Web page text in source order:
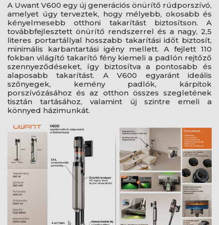
A Uwant V600 egy új generációs önürítő rúdporszívó,
amelyet úgy terveztek, hogy mélyebb, okosabb és
kényelmesebb otthoni takarítást biztosítson. A
továbbfejlesztett önürítő rendszerrel és a nagy, 2,5
literes portartállyal hosszabb takarítási időt biztosít,
minimális karbantartási igény mellett. A fejlett 110
fokban világító takarító fény kiemeli a padlón rejtőző
szennyeződéseket, így biztosítva a pontosabb és
alaposabb takarítást. A V600 egyaránt ideális
szőnyegek, kemény padlók, kárpitok
porszívózásához és az otthon összes szegletének
tisztán tartásához, valamint új szintre emeli a
könnyed házimunkát.